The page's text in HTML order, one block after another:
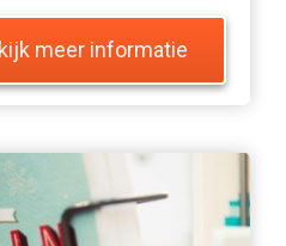
meer informatie